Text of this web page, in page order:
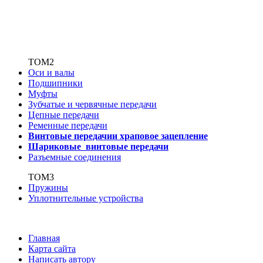
ТОМ2
Оси и валы
Подшипники
Муфты
Зубчатые и червячные передачи
Цепные передачи
Ременные передачи
Винтовые передачии храповое зацепление
Шариковые винтовые передачи
Разъемные соединения
ТОМ3
Пружины
Уплотнительные устройства
Главная
Карта сайта
Написать автору